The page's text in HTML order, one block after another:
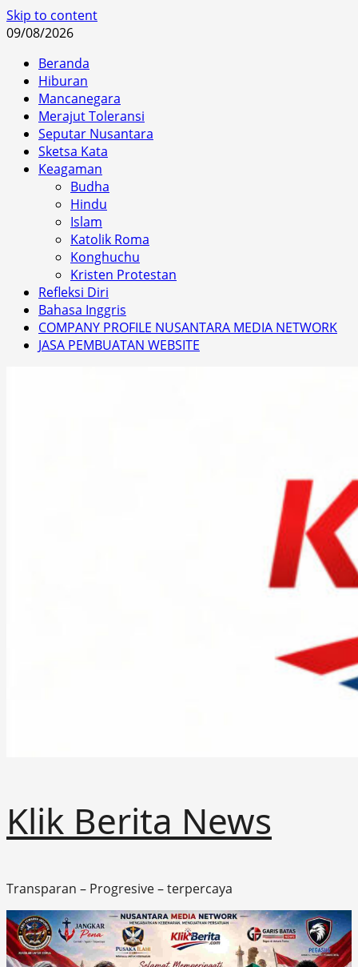
Skip to content
09/08/2026
Beranda
Hiburan
Mancanegara
Merajut Toleransi
Seputar Nusantara
Sketsa Kata
Keagaman
Budha
Hindu
Islam
Katolik Roma
Konghuchu
Kristen Protestan
Refleksi Diri
Bahasa Inggris
COMPANY PROFILE NUSANTARA MEDIA NETWORK
JASA PEMBUATAN WEBSITE
Klik Berita News
Transparan – Progresive – terpercaya